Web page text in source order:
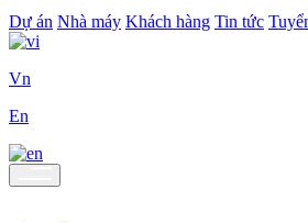
Dự án Nhà máy Khách hàng Tin tức
Vn
En